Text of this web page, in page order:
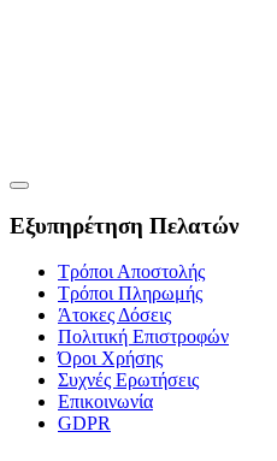
Εξυπηρέτηση Πελατών
Τρόποι Αποστολής
Τρόποι Πληρωμής
Άτοκες Δόσεις
Πολιτική Επιστροφών
Όροι Χρήσης
Συχνές Ερωτήσεις
Επικοινωνία
GDPR